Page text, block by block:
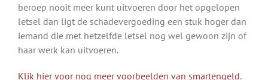
beroep nooit meer kunt uitvoeren door het opgelopen
letsel dan ligt de schadevergoeding een stuk hoger dan
iemand die met hetzelfde letsel nog wel gewoon zijn of
haar werk kan uitvoeren.
Klik hier voor nog meer voorbeelden van smartengeld.